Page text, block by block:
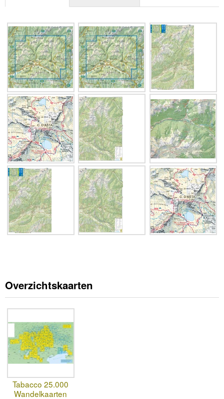
Overzichtskaarten
Tabacco 25.000
Wandelkaarten